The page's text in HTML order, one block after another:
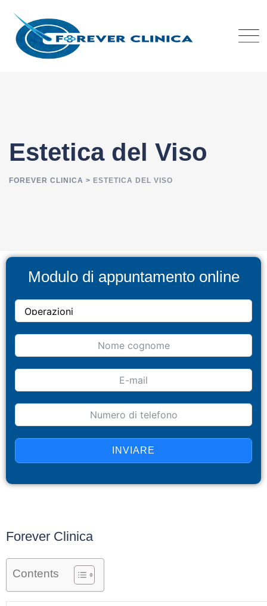
Estetica del Viso
FOREVER CLINICA > ESTETICA DEL VISO
Modulo di appuntamento online
INVIARE
Forever Clinica
Contents